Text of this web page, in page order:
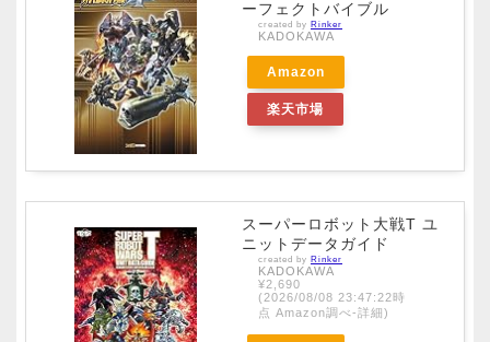
ーフェクトバイブル
created by Rinker
KADOKAWA
Amazon
楽天市場
スーパーロボット大戦T ユ
ニットデータガイド
created by Rinker
KADOKAWA
¥2,690
(2026/08/08 23:47:22時
点 Amazon調べ-詳細)